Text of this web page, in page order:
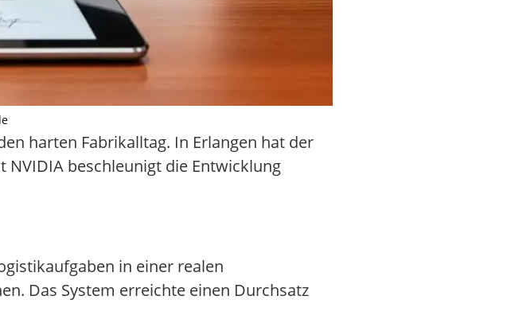
harten Fabrikalltag. In Erlangen hat der
NVIDIA beschleunigt die Entwicklung
in einer realen
Das System erreichte einen Durchsatz